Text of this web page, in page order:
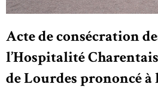
Acte de consécration
l’Hospitalité
de Lourdes prononcé à